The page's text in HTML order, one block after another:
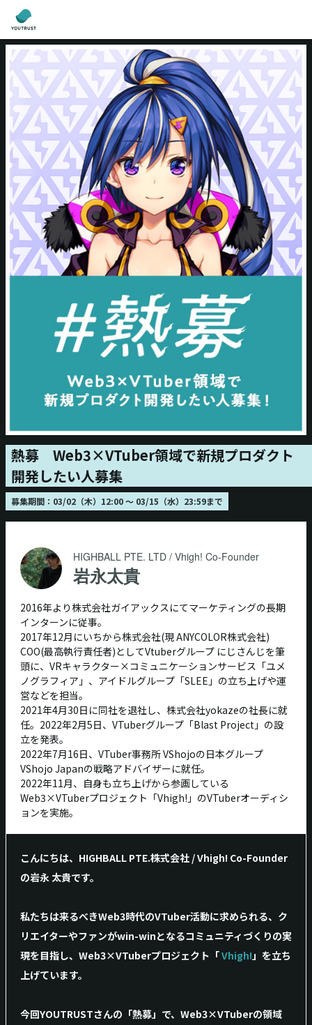
熱募 Web3×VTuber領域で新規プロダクト
開発したい人募集
募集期間：03/02（木）12:00 〜 03/15（水）23:59まで
HIGHBALL PTE. LTD / Vhigh! Co-Founder
岩永太貴
2016年より株式会社ガイアックスにてマーケティングの長期
インターンに従事。
2017年12月にいちから株式会社(現 ANYCOLOR株式会社)
COO(最高執行責任者)としてVtuberグループ にじさんじを筆
頭に、VRキャラクター×コミュニケーションサービス「ユメ
ノグラフィア」、アイドルグループ「SLEE」の立ち上げや運
営などを担当。
2021年4月30日に同社を退社し、株式会社yokazeの社長に就
任。2022年2月5日、VTuberグループ「Blast Project」の設
立を発表。
2022年7月16日、VTuber事務所 VShojoの日本グループ
VShojo Japanの戦略アドバイザーに就任。
2022年11月、自身も立ち上げから参画している
Web3×VTuberプロジェクト「Vhigh!」のVTuberオーディシ
ョンを実施。
こんにちは、HIGHBALL PTE.株式会社 / Vhigh! Co-Founder
の岩永 太貴です。
私たちは来るべきWeb3時代のVTuber活動に求められる、ク
リエイターやファンがwin-winとなるコミュニティづくりの実
現を目指し、Web3×VTuberプロジェクト「Vhigh! 」を立ち
上げています。
今回YOUTRUSTさんの「熱募」で、Web3×VTuberの領域